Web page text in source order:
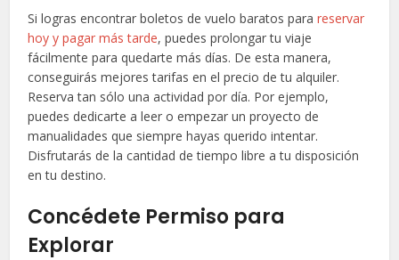
Si logras encontrar boletos de vuelo baratos parareservar
hoy y pagar más tarde, puedes prolongar tu viaje
fácilmente para quedarte más días. De esta manera,
conseguirás mejores tarifas en el precio de tu alquiler.
Reserva tan sólo una actividad por día. Por ejemplo,
puedes dedicarte a leer o empezar un proyecto de
manualidades que siempre hayas querido intentar.
Disfrutarás de la cantidad de tiempo libre a tu disposición
en tu destino.
Concédete Permiso para
Explorar